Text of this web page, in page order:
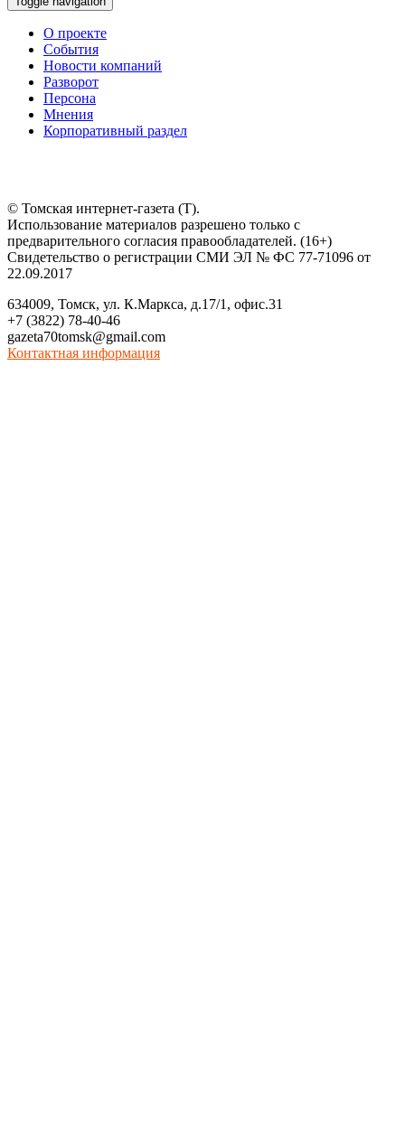
О проекте
События
Новости компаний
Разворот
Персона
Мнения
Корпоративный раздел
© Томская интернет-газета (Т).
Использование материалов разрешено только с
предварительного согласия правообладателей. (16+)
Свидетельство о регистрации СМИ ЭЛ № ФС 77-71096 от
22.09.2017
634009, Томск, ул. К.Маркса, д.17/1, офис.31
+7 (3822) 78-40-46
gazeta70tomsk@gmail.com
Контактная информация